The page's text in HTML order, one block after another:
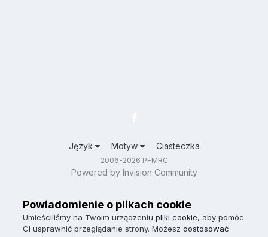
Język Motyw Ciasteczka
2006-2026 PFMRC
Powered by Invision Community
Powiadomienie o plikach cookie
Umieściliśmy na Twoim urządzeniu pliki cookie, aby pomóc
Ci usprawnić przeglądanie strony. Możesz dostosować